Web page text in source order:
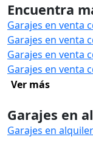
Encuentra
Garajes en venta
Garajes en venta
Garajes en venta
Garajes en venta
Ver más
Garajes en
Garajes en